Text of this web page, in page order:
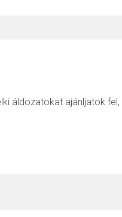
áldozatokat ajánljatok fel,